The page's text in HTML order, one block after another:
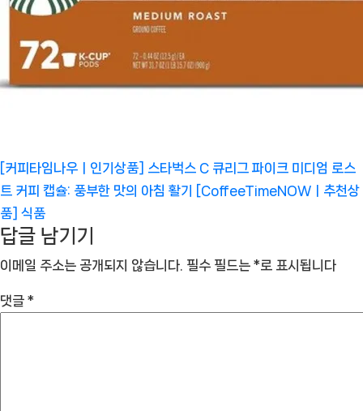
[커피타임나우ㅣ인기상품] 스타벅스 C 큐리그 파이크 미디엄 로스
트 커피 캡슐: 풍부한 맛의 아침 활기 [CoffeeTimeNOWㅣ추천상
품] 식품
답글 남기기
이메일 주소는 공개되지 않습니다. 필수 필드는 *로 표시됩니다
댓글 *